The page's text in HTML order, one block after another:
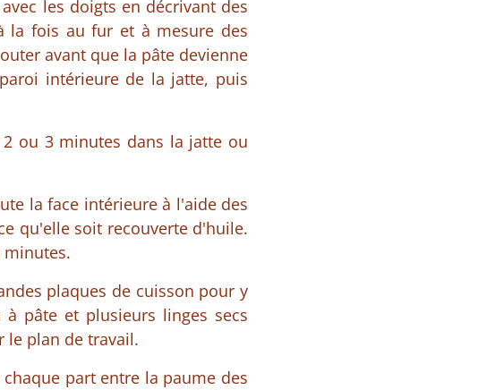
les doigts en décrivant des
la fois au fur et à mesure des
avant que la pâte devienne
intérieure de la jatte, puis
ou 3 minutes dans la jatte ou
la face intérieure à l'aide des
qu'elle soit recouverte d'huile.
minutes.
plaques de cuisson pour y
pâte et plusieurs linges secs
le plan de travail.
part entre la paume des